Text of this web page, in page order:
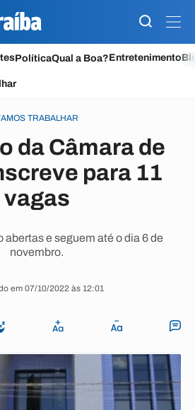
PolíticaQual a Boa?Entretenimento
TRABALHAR
da Câmara de
para 11
vagas
abertas e seguem até o dia 6 de
novembro.
em 07/10/2022 às 12:01